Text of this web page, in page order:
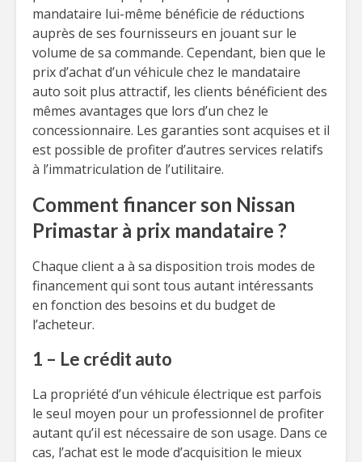
mandataire lui-même bénéficie de réductions
auprès de ses fournisseurs en jouant sur le
volume de sa commande. Cependant, bien que le
prix d’achat d’un véhicule chez le mandataire
auto soit plus attractif, les clients bénéficient des
mêmes avantages que lors d’un chez le
concessionnaire. Les garanties sont acquises et il
est possible de profiter d’autres services relatifs
à l’immatriculation de l’utilitaire.
Comment financer son Nissan
Primastar à prix mandataire ?
Chaque client a à sa disposition trois modes de
financement qui sont tous autant intéressants
en fonction des besoins et du budget de
l’acheteur.
1 – Le crédit auto
La propriété d’un véhicule électrique est parfois
le seul moyen pour un professionnel de profiter
autant qu’il est nécessaire de son usage. Dans ce
cas, l’achat est le mode d’acquisition le mieux